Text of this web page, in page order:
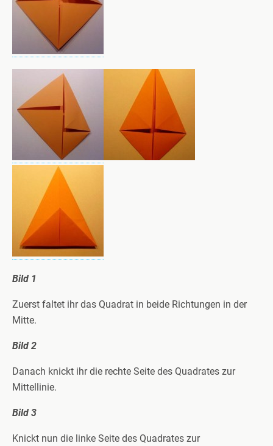
Bild 1
Zuerst faltet ihr das Quadrat in beide Richtungen in der
Mitte.
Bild 2
Danach knickt ihr die rechte Seite des Quadrates zur
Mittellinie.
Bild 3
Knickt nun die linke Seite des Quadrates zur